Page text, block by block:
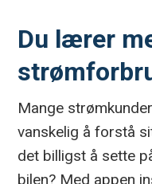
Du lærer
Mange
vanskelig å forstå
det billigst å sette
bilen? Med appen